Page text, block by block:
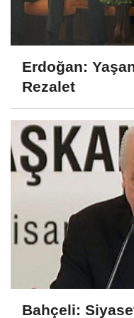
Erdoğan:
Rezalet
Bahçeli: